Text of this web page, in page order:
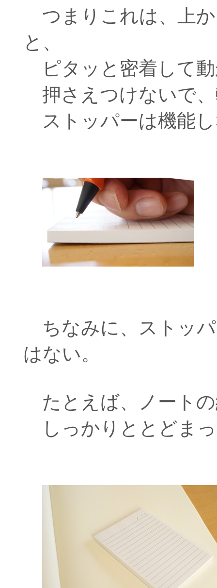
つまりこれは、上
と、
ピタッと密着して
押さえつけないで
ストッパーは機能
ちなみに、ストッ
はない。
たとえば、ノート
しっかりととどま